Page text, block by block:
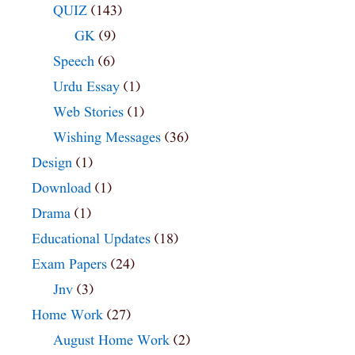
QUIZ (143)
GK (9)
Speech (6)
Urdu Essay (1)
Web Stories (1)
Wishing Messages (36)
Design (1)
Download (1)
Drama (1)
Educational Updates (18)
Exam Papers (24)
Jnv (3)
Home Work (27)
August Home Work (2)